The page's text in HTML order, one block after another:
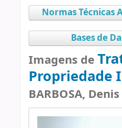
Normas Técnicas
Bases de
Imagens de
Propriedade
BARBOSA,